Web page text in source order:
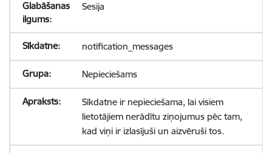
Sesija
notification_messages
Nepieciešams
Sīkdatne ir nepieciešama, lai visiem
lietotājiem nerādītu ziņojumus pēc tam,
kad viņi ir izlasījuši un aizvēruši tos.